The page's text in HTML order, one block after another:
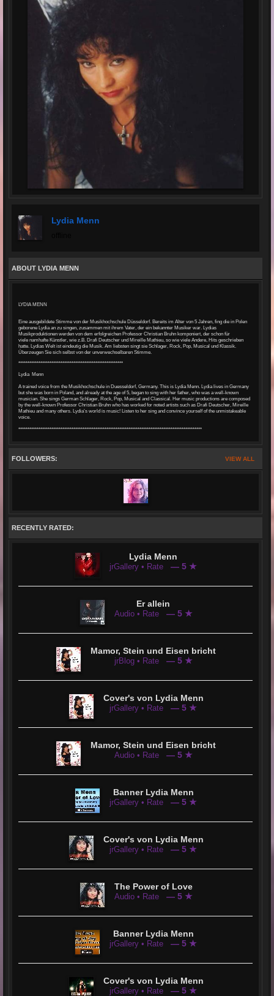
Lydia Menn
ABOUT LYDIA MENN
LYDIA MENN
Eine ausgebildete Stimme von der Musikhochschule Düsseldorf. Bereits im Alter von 5 Jahren, fing die in Polen
geborene Lydia an zu singen, zusammen mit ihrem Vater, der ein bekannter Musiker war. Lydias
Musikproduktionen werden von dem erfolgreichen Professor Christian Bruhn komponiert, der schon für
viele namhafte Künstler, wie z.B. Drafi Deutscher und Mireille Mathieu, so wie viele Andere, Hits geschrieben
hatte. Lydias Welt ist eindeutig die Musik. Am liebsten singt sie Schlager, Rock, Pop, Musical und Klassik.
Überzeugen Sie sich selbst von der unverwechselbaren Stimme.
*********************************************************
Lydia Menn
A trained voice from the Musikhochschule in Duesseldorf, Germany. This is Lydia Menn. Lydia lives in Germany
but she was born in Poland, and already at the age of 5, began to sing with her father, who was a well-known
musician. She sings German Schlager, Rock, Pop, Musical and Classical. Her music productions are composed
by the well-known Professor Christian Bruhn who has worked for noted artists such as Drafi Deutscher, Mireille
Mathieu and many others. Lydia’s world is music! Listen to her sing and convince yourself of the unmistakeable
voice.
****************************************************************************************************
VIEW ALL
FOLLOWERS:
RECENTLY RATED:
Lydia Menn
jrGallery • Rate — 5 ★
Er allein
Audio • Rate — 5 ★
Mamor, Stein und Eisen bricht
jrBlog • Rate — 5 ★
Cover's von Lydia Menn
jrGallery • Rate — 5 ★
Mamor, Stein und Eisen bricht
Audio • Rate — 5 ★
Banner Lydia Menn
jrGallery • Rate — 5 ★
Cover's von Lydia Menn
jrGallery • Rate — 5 ★
The Power of Love
Audio • Rate — 5 ★
Banner Lydia Menn
jrGallery • Rate — 5 ★
Cover's von Lydia Menn
jrGallery • Rate — 5 ★